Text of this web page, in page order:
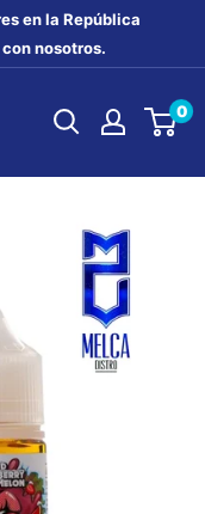
en la República
nosotros.
0